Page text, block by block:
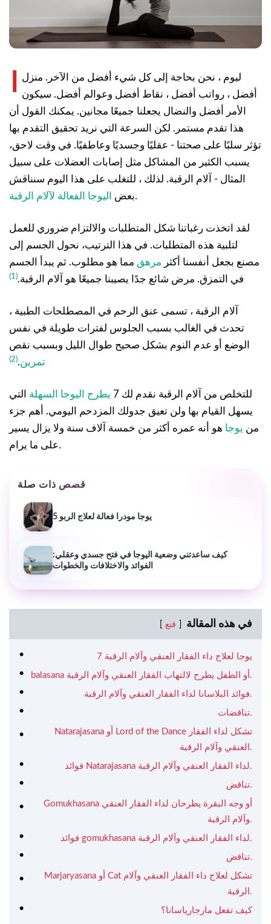
ليوم ، نحن بحاجة إلى كل شيء أفضل من الآخر. منزل
أفضل ، رواتب أفضل ، نقاط أفضل وعوالم أفضل. سيكون
الأمر أفضل والنضال يجعلنا جميعًا مجانين. يمكنك القول أن
هذا تقدم مستمر. لكن السرعة التي نريد تحقيق التقدم بها
تؤثر سلبًا على صحتنا - عقليًا وجسديًا وعاطفيًا. في وقت لاحق،
يسبب الكثير من المشاكل مثل إصابات العضلات على سبيل
المثال - آلام الرقبة. لذلك ، للتغلب على هذا اليوم سنناقش
بعض
اليوجا الفعالة لآلام الرقبة .
لقد اتخذت رغباتنا شكل المتطلبات والالتزام ضروري للعمل
لتلبية هذه المتطلبات. في هذا الترتيب، نحول الجسم إلى
مصنع بجعل أنفسنا أكثر مرهق مما هو مطلوب. ثم يبدأ الجسم
في التمزق. مرض شائع جدًا يصيبنا جميعًا هو آلام الرقبة.(1)
آلام الرقبة ، تسمى عنق الرحم في المصطلحات الطبية ،
تحدث في الغالب بسبب الجلوس لفترات طويلة في نفس
الوضع أو عدم النوم بشكل صحيح طوال الليل وبسبب نقص
تمرين.
(2)
للتخلص من آلام الرقبة نقدم لك 7 يطرح اليوجا السهلة التي
يسهل القيام بها ولن تعيق جدولك المزدحم اليومي. أهم جزء
من يوجا هو أنه عمره أكثر من خمسة آلاف سنة ولا يزال يسير
على ما يرام.
قصص ذات صلة
5 يوجا مودرا فعالة لعلاج الربو
كيف ساعدتني وضعية اليوجا في فتح جسدي وعقلي:
الفوائد والاختلافات والخطوات
في هذه المقالة قنع
7 يوجا لعلاج داء الفقار العنقي وآلام الرقبة
balasana أو الطفل يطرح لالتهاب الفقار العنقي وآلام الرقبة.
فوائد البلاسانا لداء الفقار العنقي وآلام الرقبة.
تناقضات.
Natarajasana أو Lord of the Dance تشكل لداء الفقار
العنقي وآلام الرقبة.
فوائد Natarajasana لداء الفقار العنقي وآلام الرقبة.
تناقض.
Gomukhasana أو وجه البقرة يطرحان لداء الفقار العنقي
وآلام الرقبة.
فوائد gomukhasana لداء الفقار العنقي وآلام الرقبة.
تناقض.
Marjaryasana أو Cat تشكل لعلاج داء الفقار العنقي وآلام
الرقبة.
كيف تفعل مارجارياسانا؟